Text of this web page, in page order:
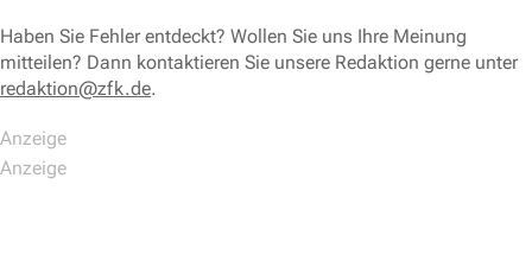
Haben Sie Fehler entdeckt? Wollen Sie uns Ihre Meinung
mitteilen? Dann kontaktieren Sie unsere Redaktion gerne unter
redaktion@zfk.de.